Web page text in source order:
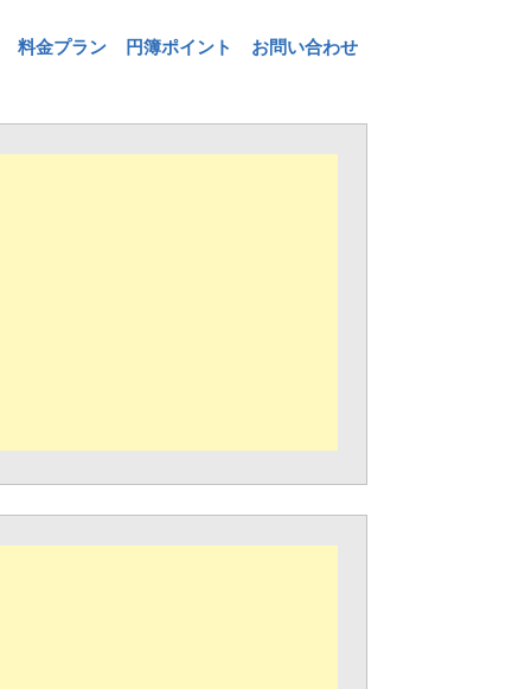
料金プラン 円簿ポイント お問い合わせ